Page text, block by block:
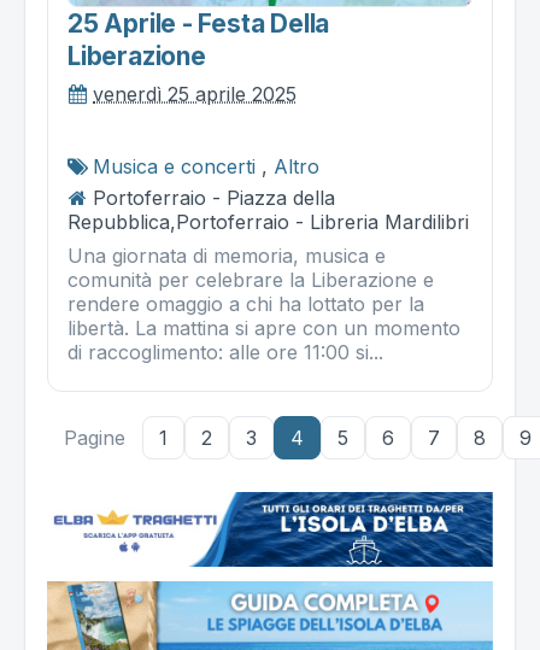
25 Aprile - Festa Della
Liberazione
venerdì 25 aprile 2025
Musica e concerti , Altro
Portoferraio - Piazza della
Repubblica,Portoferraio - Libreria Mardilibri
Una giornata di memoria, musica e
comunità per celebrare la Liberazione e
rendere omaggio a chi ha lottato per la
libertà. La mattina si apre con un momento
di raccoglimento: alle ore 11:00 si...
Pagine 1 2 3 4 5 6 7 8 9